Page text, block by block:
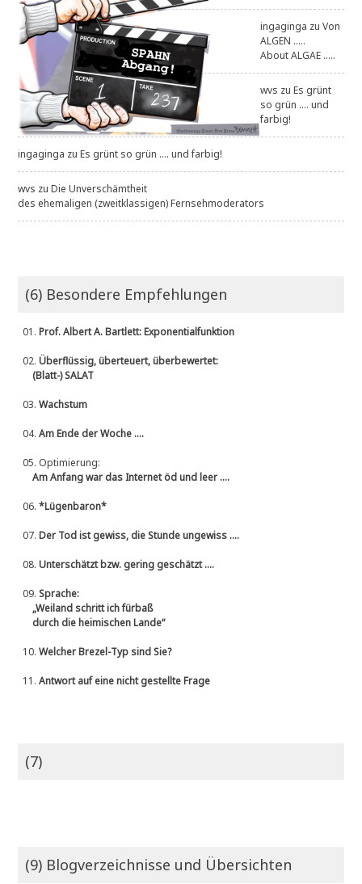
ingaginga zuVon
ALGEN .....
About ALGAE .....
wvs zuEs grünt
so grün .... und
farbig!
ingaginga zuEs grünt so grün .... und farbig!
wvs zuDie Unverschämtheit
des ehemaligen (zweitklassigen) Fernsehmoderators
(6) Besondere Empfehlungen
01.Prof. Albert A. Bartlett: Exponentialfunktion
02.Überflüssig, überteuert, überbewertet:
(Blatt-) SALAT
03.Wachstum
04.Am Ende der Woche ....
05. Optimierung:
Am Anfang war das Internet öd und leer ....
06.*Lügenbaron*
07.Der Tod ist gewiss, die Stunde ungewiss ....
08.Unterschätzt bzw. gering geschätzt ....
09.Sprache:
„Weiland schritt ich fürbaß
durch die heimischen Lande“
10.Welcher Brezel-Typ sind Sie?
11.Antwort auf eine nicht gestellte Frage
(7)
(9) Blogverzeichnisse und Übersichten